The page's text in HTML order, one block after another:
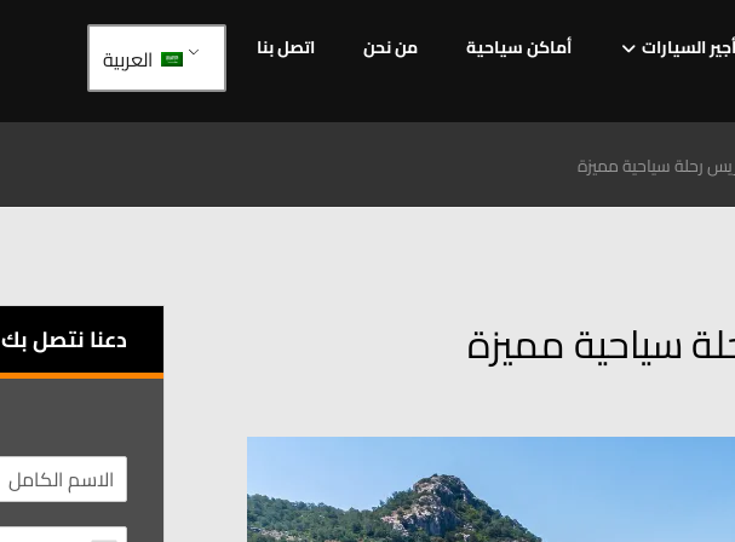
السيارات أماكن سياحية من نحن اتصل بنا العربية
رحلة سياحية مميزة
سياحية مميزة دعنا نتصل بك